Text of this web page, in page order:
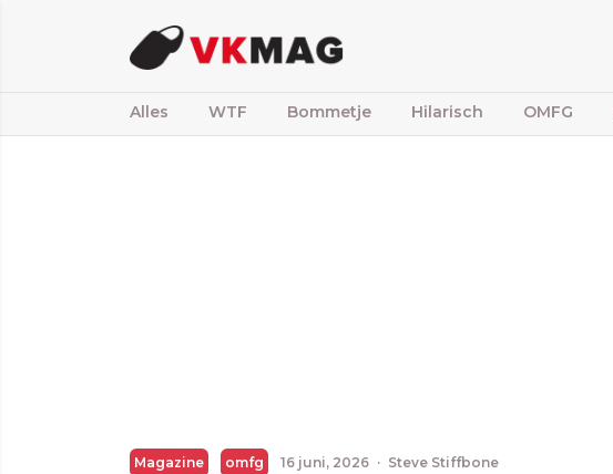
Alles WTF Bommetje Hilarisch OMFG
Magazine omfg 16 juni, 2026 · Steve Stiffbone